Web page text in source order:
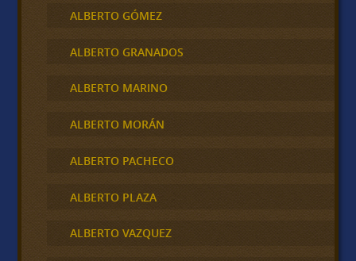
ALBERTO GÓMEZ
ALBERTO GRANADOS
ALBERTO MARINO
ALBERTO MORÁN
ALBERTO PACHECO
ALBERTO PLAZA
ALBERTO VAZQUEZ